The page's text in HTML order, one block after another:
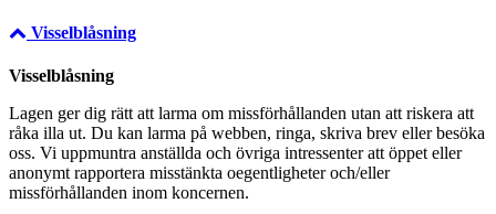
Visselblåsning
Visselblåsning
Lagen ger dig rätt att larma om missförhållanden utan att riskera att
råka illa ut. Du kan larma på webben, ringa, skriva brev eller besöka
oss. Vi uppmuntra anställda och övriga intressenter att öppet eller
anonymt rapportera misstänkta oegentligheter och/eller
missförhållanden inom koncernen.